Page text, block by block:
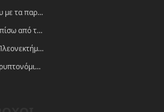
Bitcoin και οι διαφορές του με τα παραδοσιακά νομίσματα
Blockchain. Η τεχνολογία πίσω από τα κρυπτονομίσματα
CFD κρυπτονομισμάτων. Πλεονεκτήματα και ευκαιρίες
Ethereum.Ένα ιδιαίτερο κρυπτονόμισμα-πλατφόρμα